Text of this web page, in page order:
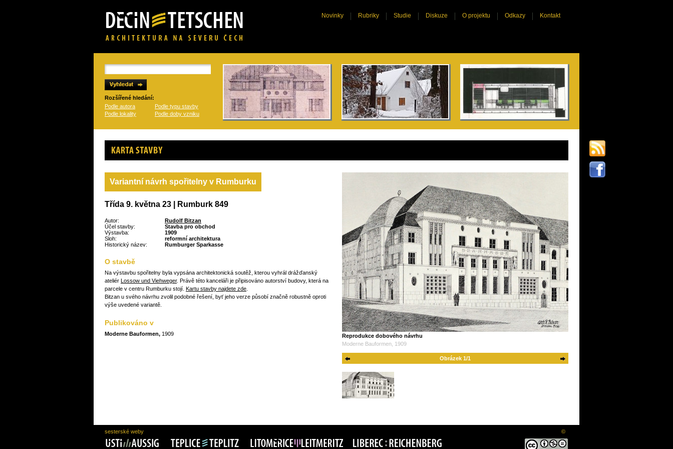
Novinky Rubriky Studie Diskuze O projektu Odkazy Kontakt
Rozšířené hledání:
Podle autora
Podle typu stavby
Podle lokality
Podle doby vzniku
Karta stavby
Variantní návrh spořitelny v Rumburku
Třída 9. května 23 | Rumburk 849
Autor:
Rudolf Bitzan
Účel stavby:
Stavba pro obchod
Výstavba:
1909
Sloh:
reformní architektura
Historický název:
Rumburger Sparkasse
O stavbě
Na výstavbu spořitelny byla vypsána architektonická soutěž, kterou vyhrál drážďanský
ateliér Lossow und Viehweger. Právě této kanceláři je připisováno autorství budovy, která na
parcele v centru Rumburku stojí. Kartu stavby najdete zde
Bitzan u svého návrhu zvolil podobné řešení, byť jeho verze působí značně robustně oproti
výše uvedené variantě.
Publikováno v
Moderne Bauformen, 1909
Reprodukce dobového návrhu
Moderne Bauformen, 1909
Obrázek 1/1
sesterské weby ©